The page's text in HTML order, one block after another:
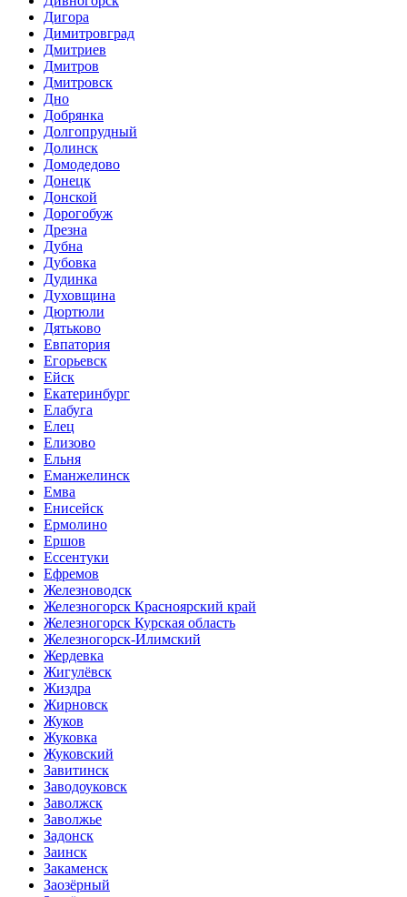
Дигора
Димитровград
Дмитриев
Дмитров
Дмитровск
Дно
Добрянка
Долгопрудный
Долинск
Домодедово
Донецк
Донской
Дорогобуж
Дрезна
Дубна
Дубовка
Дудинка
Духовщина
Дюртюли
Дятьково
Евпатория
Егорьевск
Ейск
Екатеринбург
Елабуга
Елец
Елизово
Ельня
Еманжелинск
Емва
Енисейск
Ермолино
Ершов
Ессентуки
Ефремов
Железноводск
Железногорск Красноярский край
Железногорск Курская область
Железногорск-Илимский
Жердевка
Жигулёвск
Жиздра
Жирновск
Жуков
Жуковка
Жуковский
Завитинск
Заводоуковск
Заволжск
Заволжье
Задонск
Заинск
Закаменск
Заозёрный